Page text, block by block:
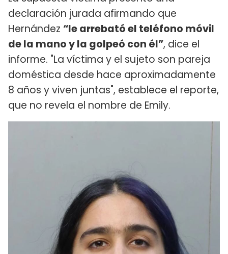
declaración jurada afirmando que
Hernández “le arrebató el teléfono móvil
de la mano y la golpeó con él”, dice el
informe. "La víctima y el sujeto son pareja
doméstica desde hace aproximadamente
8 años y viven juntas", establece el reporte,
que no revela el nombre de Emily.